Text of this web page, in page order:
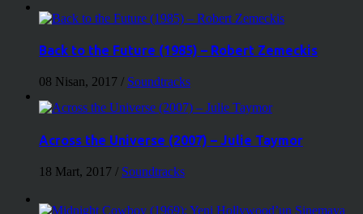
Back to the Future (1985) – Robert Zemeckis
08 Nisan, 2017 / Soundtracks
Across the Universe (2007) – Julie Taymor
18 Mart, 2017 / Soundtracks